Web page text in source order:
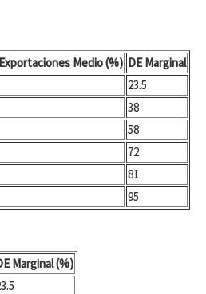
Medio (%) DE Marginal
23.5
38
58
72
81
95
Marginal (%)